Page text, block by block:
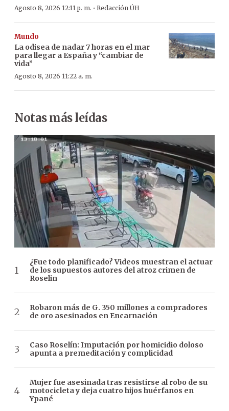
Agosto 8, 2026 12:11 p. m. · Redacción ÚH
Mundo
La odisea de nadar 7 horas en el mar
para llegar a España y “cambiar de
vida”
Agosto 8, 2026 11:22 a. m.
Notas más leídas
¿Fue todo planificado? Videos muestran el actuar
de los supuestos autores del atroz crimen de
Roselin
Robaron más de G. 350 millones a compradores
de oro asesinados en Encarnación
Caso Roselín: Imputación por homicidio doloso
apunta a premeditación y complicidad
Mujer fue asesinada tras resistirse al robo de su
motocicleta y deja cuatro hijos huérfanos en
Ypané